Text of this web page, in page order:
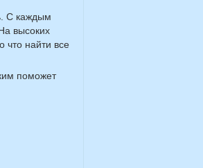
С каждым
высоких
что найти все
поможет